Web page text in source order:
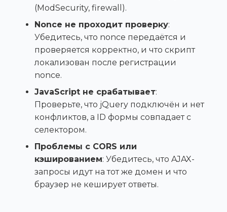
(ModSecurity, firewall).
Nonce не проходит проверку:
Убедитесь, что nonce передаётся и
проверяется корректно, и что скрипт
локализован после регистрации
nonce.
JavaScript не срабатывает:
Проверьте, что jQuery подключён и нет
конфликтов, а ID формы совпадает с
селектором.
Проблемы с CORS или
кэшированием: Убедитесь, что AJAX-
запросы идут на тот же домен и что
браузер не кеширует ответы.